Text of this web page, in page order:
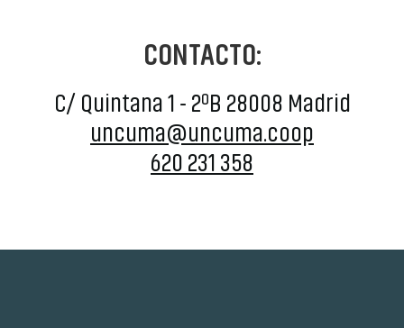
CONTACTO:
C/ Quintana 1 - 2ºB 28008 Madrid
uncuma@uncuma.coop
620 231 358